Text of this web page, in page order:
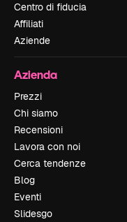
Centro di fiducia
Affiliati
Aziende
Azienda
Prezzi
Chi siamo
Recensioni
Lavora con noi
Cerca tendenze
Blog
Eventi
Slidesgo